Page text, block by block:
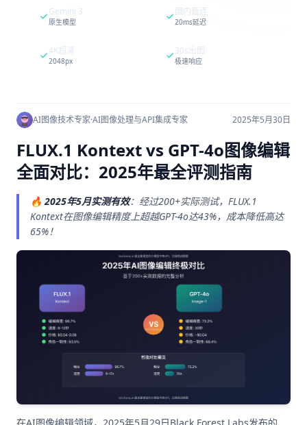
Gemini 3
原生模型
国内直连
20ms延迟
4K超清
2048px
30s出图
极速响应
AI图像技术专家·AI图像处理与API集成专家 2025年5月30日
FLUX.1 Kontext vs GPT-4o图像编辑
全面对比：2025年最全评测指南
🔥 2025年5月实测有效：经过200+实际测试，FLUX.1
Kontext在图像编辑精度上超越GPT-4o达43%，成本降低高达
65%！
在AI图像编辑领域，2025年5月29日Black Forest Labs发布的